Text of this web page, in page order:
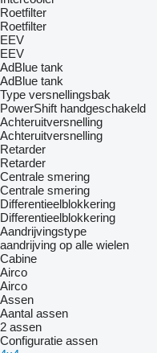
Roetfilter
Roetfilter
EEV
EEV
AdBlue tank
AdBlue tank
Type versnellingsbak
PowerShift handgeschakeld
Achteruitversnelling
Achteruitversnelling
Retarder
Retarder
Centrale smering
Centrale smering
Differentieelblokkering
Differentieelblokkering
Aandrijvingstype
aandrijving op alle wielen
Cabine
Airco
Airco
Assen
Aantal assen
2 assen
Configuratie assen